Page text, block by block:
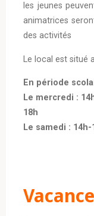
les jeunes
animatrices
des activités
Le local est situé
En période
Le mercredi :
18h
Le samedi : 14h-